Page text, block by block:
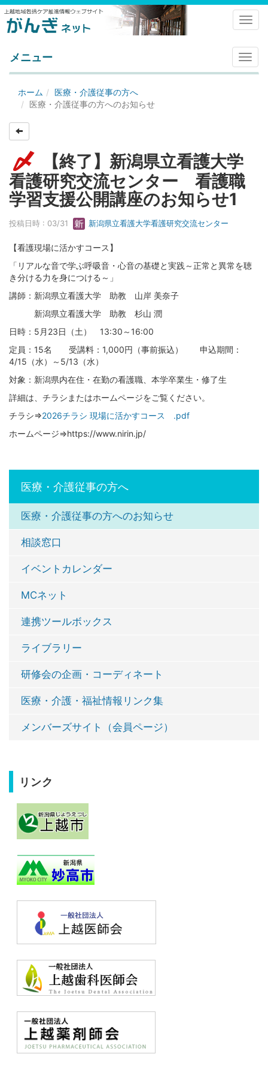
メ
ニ
メニュー
ホーム
医療・介護従事の方へ
医療・介護従事の方へのお知らせ
【終了】新潟県立看護大学
看護研究交流センター 看護職
学習支援公開講座のお知らせ1
投稿日時 : 03/31 新潟県立看護大学看護研究交流センター
【看護現場に活かすコース】
「リアルな音で学ぶ呼吸音・心音の基礎と実践～正常と異常を聴
き分ける力を身につける～」
講師：新潟県立看護大学 助教 山岸 美奈子
新潟県立看護大学 助教 杉山 潤
日時：5月23日（土） 13:30～16:00
定員：15名 受講料：1,000円（事前振込） 申込期間：
4/15（水）～5/13（水）
対象：新潟県内在住・在勤の看護職、本学卒業生・修了生
詳細は、チラシまたはホームページをご覧ください。
チラシ⇒2026チラシ 現場に活かすコース .pdf
ホームページ⇒https://www.nirin.jp/
医療・介護従事の方へ
医療・介護従事の方へのお知らせ
相談窓口
イベントカレンダー
MCネット
連携ツールボックス
ライブラリー
研修会の企画・コーディネート
医療・介護・福祉情報リンク集
メンバーズサイト（会員ページ）
リンク